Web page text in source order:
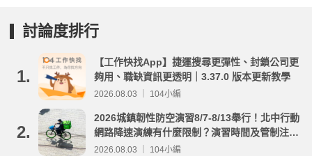
討論度排行
1.
【工作快找App】捷運搜尋更彈性、封鎖公司更
夠用、職缺資訊更透明｜3.37.0 版本更新教學
2026.08.03 ｜ 104小編
2.
2026城鎮韌性防空演習8/7-8/13舉行！北中行動
網路降速演練有什麼限制？演習時間及管制注意
事項整理
2026.08.03 ｜ 104小編